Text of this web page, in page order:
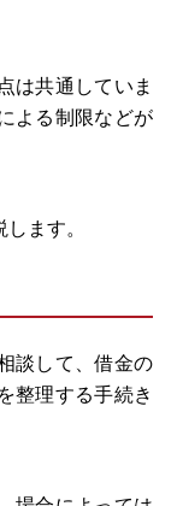
は共通していま
よる制限などが
ます。
談して、借金の
整理する手続き